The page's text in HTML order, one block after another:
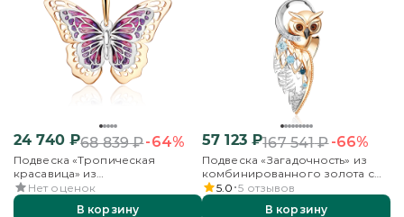
24 740₽68 839₽-64%
Подвеска «Тропическая
красавица» из
комбинированного золота с
эмалью
Нет оценок
В корзину
57 123₽167 541₽-66%
Подвеска «Загадочность» из
комбинированного золота с
топазами, бесцветными
топазами и эмалью
5.0 5 отзывов
В корзину